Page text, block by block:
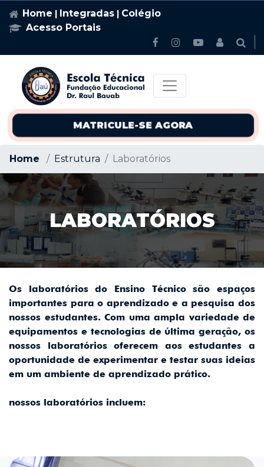
Home | Integradas | Colégio
Acesso Portais
MATRICULE-SE AGORA
Home Estrutura Laboratórios
LABORATÓRIOS
Os laboratórios do Ensino Técnico são espaços
importantes para o aprendizado e a pesquisa dos
nossos estudantes. Com uma ampla variedade de
equipamentos e tecnologias de última geração, os
nossos laboratórios oferecem aos estudantes a
oportunidade de experimentar e testar suas ideias
em um ambiente de aprendizado prático.
nossos laboratórios incluem: